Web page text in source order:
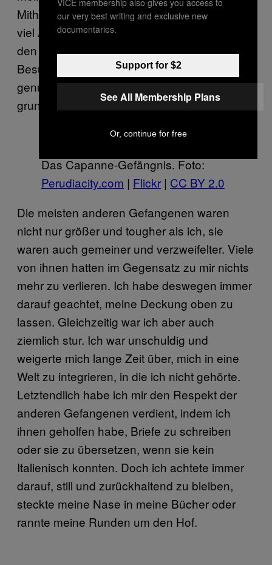
Mithäftlinge nahmen es mir übel, dass ich so
viel Aufmerksamkeit bekam. Ich war täglich in
den Nachrichten, bekam ständig Post und
Besuch von meiner Familie und hatte immer
genug Geld, um mir zumindest die
grundlegendsten Dinge zu kaufen.
Das Capanne-Gefängnis. Foto:
Perudiacity.com | Flickr | CC BY 2.0
Die meisten anderen Gefangenen waren
nicht nur größer und tougher als ich, sie
waren auch gemeiner und verzweifelter. Viele
von ihnen hatten im Gegensatz zu mir nichts
mehr zu verlieren. Ich habe deswegen immer
darauf geachtet, meine Deckung oben zu
lassen. Gleichzeitig war ich aber auch
ziemlich stur. Ich war unschuldig und
weigerte mich lange Zeit über, mich in eine
Welt zu integrieren, in die ich nicht gehörte.
Letztendlich habe ich mir den Respekt der
anderen Gefangenen verdient, indem ich
ihnen geholfen habe, Briefe zu schreiben
oder sie zu übersetzen, wenn sie kein
Italienisch konnten. Doch ich achtete immer
darauf, still und zurückhaltend zu bleiben,
steckte meine Nase in meine Bücher oder
rannte meine Runden um den Hof.
our very best writing and exclusive new
documentaries.
Support for $2
See All Membership Plans
Or, continue for free